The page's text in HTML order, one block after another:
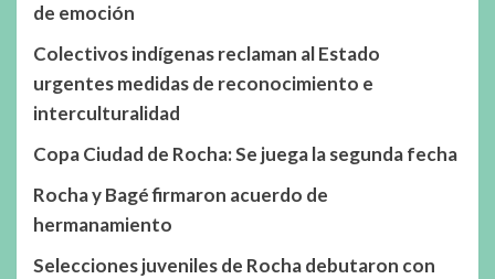
de emoción
Colectivos indígenas reclaman al Estado
urgentes medidas de reconocimiento e
interculturalidad
Copa Ciudad de Rocha: Se juega la segunda fecha
Rocha y Bagé firmaron acuerdo de
hermanamiento
Selecciones juveniles de Rocha debutaron con